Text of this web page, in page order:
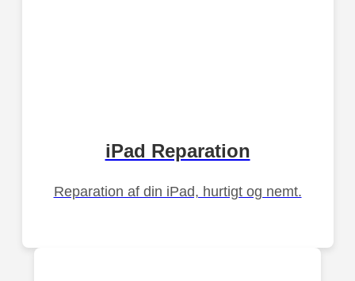
iPad Reparation
Reparation af din iPad, hurtigt og nemt.